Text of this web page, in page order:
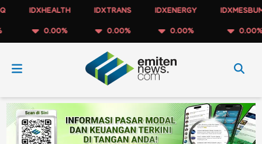
IDXHEALTH
0.00%
IDXTRANS
0.00%
IDXENERGY
0.00%
IDXMESBUMN
0.00%